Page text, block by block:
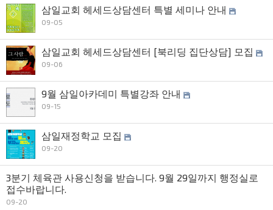
삼일교회 헤세드상담센터 특별 세미나 안내
09-05
삼일교회 헤세드상담센터 [북리딩 집단상담] 모집
09-06
9월 삼일아카데미 특별강좌 안내
09-15
삼일재정학교 모집
09-20
3분기 체육관 사용신청을 받습니다. 9월 29일까지 행정실로
접수바랍니다.
09-20